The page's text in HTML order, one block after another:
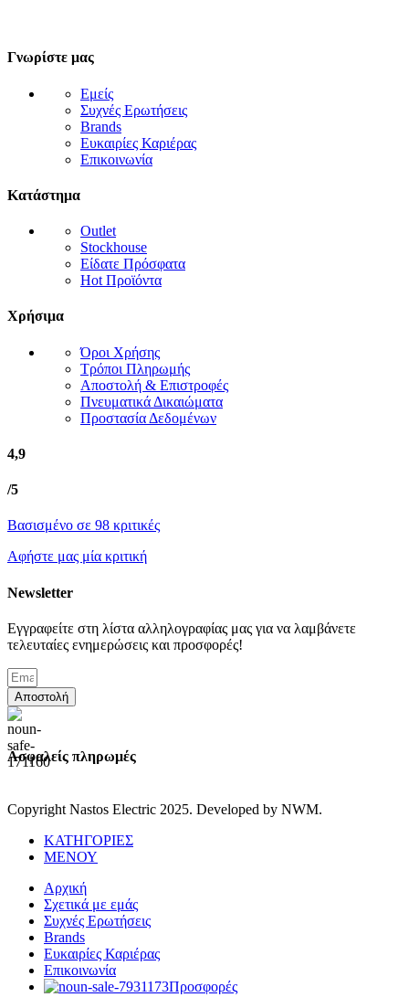
Γνωρίστε μας
Εμείς
Συχνές Ερωτήσεις
Brands
Ευκαιρίες Καριέρας
Επικοινωνία
Κατάστημα
Outlet
Stockhouse
Είδατε Πρόσφατα
Hot Προϊόντα
Χρήσιμα
Όροι Χρήσης
Τρόποι Πληρωμής
Αποστολή & Επιστροφές
Πνευματικά Δικαιώματα
Προστασία Δεδομένων
4,9
/5
Βασισμένο σε 98 κριτικές
Αφήστε μας μία κριτική
Newsletter
Εγγραφείτε στη λίστα αλληλογραφίας μας για να λαμβάνετε
τελευταίες ενημερώσεις και προσφορές!
Αποστολή
Ασφαλείς πληρωμές
Copyright Nastos Electric 2025. Developed by NWM.
ΚΑΤΗΓΟΡΙΕΣ
ΜΕΝΟΥ
Αρχική
Σχετικά με εμάς
Συχνές Ερωτήσεις
Brands
Ευκαιρίες Καριέρας
Επικοινωνία
Προσφορές